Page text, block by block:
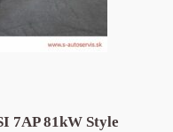
7AP 81kW Style